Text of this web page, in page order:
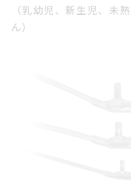
（乳幼児、新生児、未
ん）